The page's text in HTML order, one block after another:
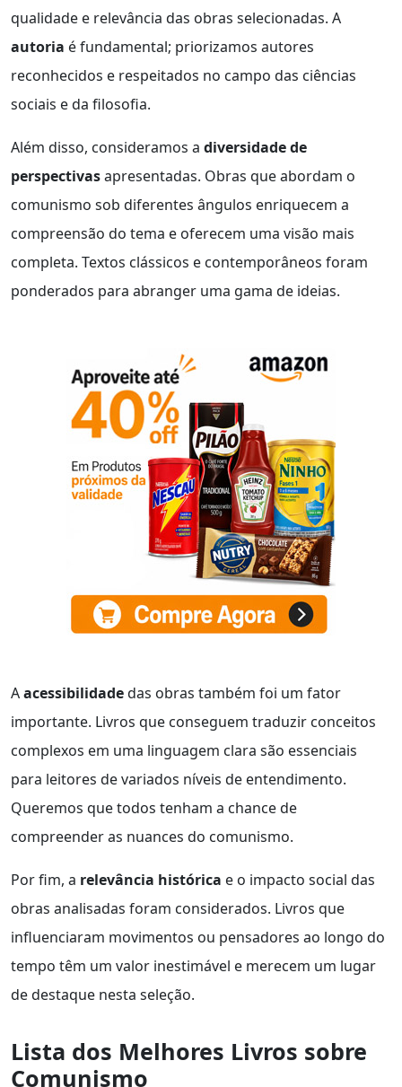
qualidade e relevância das obras selecionadas. A
autoria é fundamental; priorizamos autores
reconhecidos e respeitados no campo das ciências
sociais e da filosofia.
Além disso, consideramos a diversidade de
perspectivasapresentadas. Obras que abordam o
comunismo sob diferentes ângulos enriquecem a
compreensão do tema e oferecem uma visão mais
completa. Textos clássicos e contemporâneos foram
ponderados para abranger uma gama de ideias.
Aacessibilidadedas obras também foi um fator
importante. Livros que conseguem traduzir conceitos
complexos em uma linguagem clara são essenciais
para leitores de variados níveis de entendimento.
Queremos que todos tenham a chance de
compreender as nuances do comunismo.
Por fim, a relevância histórica e o impacto social das
obras analisadas foram considerados. Livros que
influenciaram movimentos ou pensadores ao longo do
tempo têm um valor inestimável e merecem um lugar
de destaque nesta seleção.
Lista dos Melhores Livros sobre
Comunismo